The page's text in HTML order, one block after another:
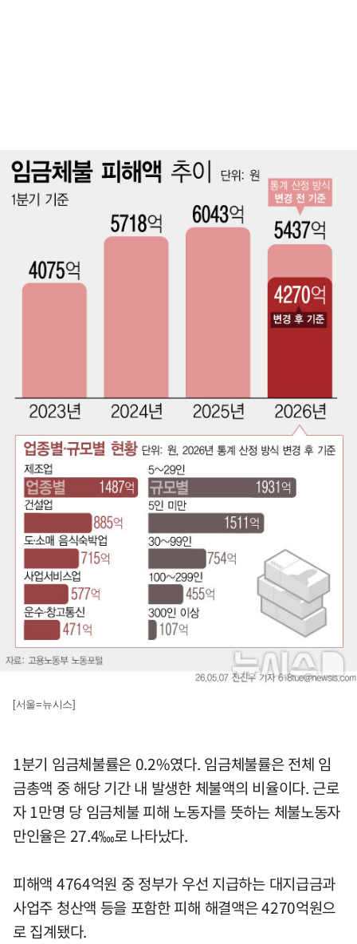
[서울=뉴시스]
1분기 임금체불률은 0.2%였다. 임금체불률은 전체 임
금총액 중 해당 기간 내 발생한 체불액의 비율이다. 근로
자 1만명 당 임금체불 피해 노동자를 뜻하는 체불노동자
만인율은 27.4‱로 나타났다.
피해액 4764억원 중 정부가 우선 지급하는 대지급금과
사업주 청산액 등을 포함한 피해 해결액은 4270억원으
로 집계됐다.